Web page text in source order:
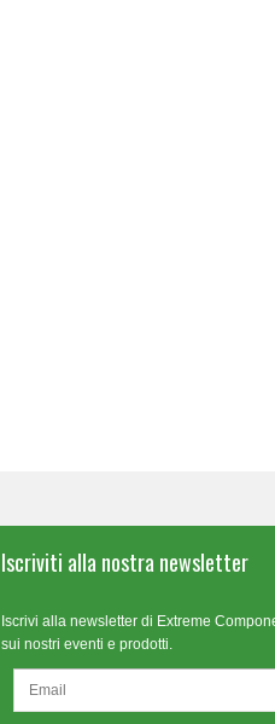
Iscriviti alla nostra newsletter
Iscrivi alla newsletter di Extreme
sui nostri eventi e prodotti.